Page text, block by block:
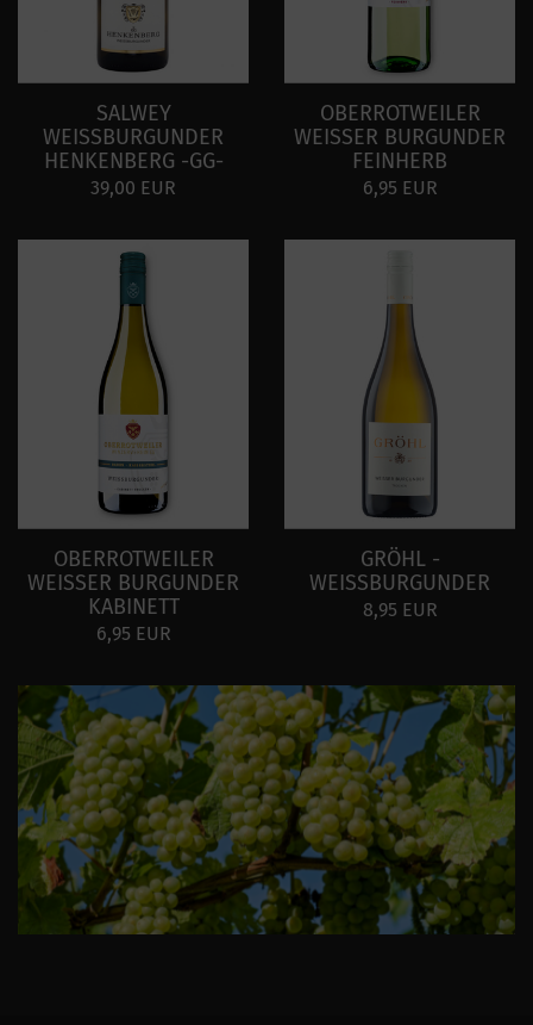
SALWEY
WEISSBURGUNDER
HENKENBERG -GG-
39,00 EUR
OBERROTWEILER
WEISSER BURGUNDER
FEINHERB
6,95 EUR
OBERROTWEILER
WEISSER BURGUNDER
KABINETT
6,95 EUR
GRÖHL -
WEISSBURGUNDER
8,95 EUR